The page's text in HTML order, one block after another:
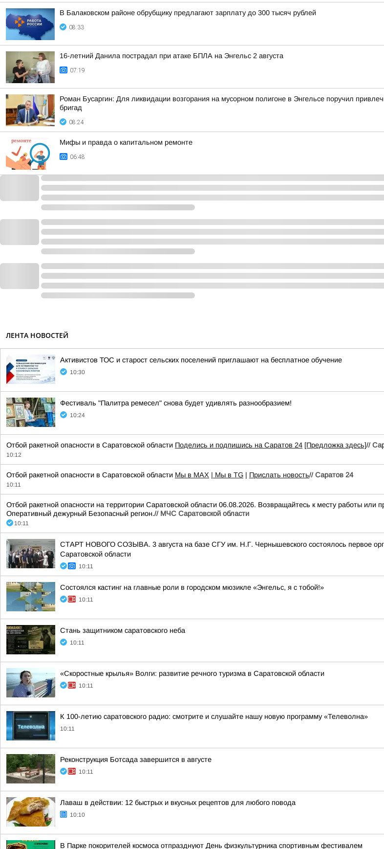
В Балаковском районе обрубщику предлагают зарплату до 300 тысяч рублей
08:33
16-летний Данила пострадал при атаке БПЛА на Энгельс 2 августа
07:19
Роман Бусаргин: Для ликвидации возгорания на мусорном полигоне в Энгельсе поручил
бригад
08:24
Мифы и правда о капитальном ремонте
06:48
ЛЕНТА НОВОСТЕЙ
Активистов ТОС и старост сельских поселений приглашают на бесплатное обучение
10:30
Фестиваль "Палитра ремесел" снова будет удивлять разнообразием!
10:24
Отбой ракетной опасности в Саратовской области Поделись и подпишись на Саратов 24 [Предложка здесь]//
10:12
Отбой ракетной опасности в Саратовской области Мы в MAX | Мы в TG | Прислать новость// Саратов 24
10:11
Отбой ракетной опасности на территории Саратовской области 06.08.2026. Возвращайтесь к месту работы
Оперативный дежурный Безопасный регион.// МЧС Саратовской области
10:11
СТАРТ НОВОГО СОЗЫВА. 3 августа на базе СГУ им. Н.Г. Чернышевского состоялось первое
Саратовской области
10:11
Состоялся кастинг на главные роли в городском мюзикле «Энгельс, я с тобой!»
10:11
Стань защитником саратовского неба
10:11
«Скоростные крылья» Волги: развитие речного туризма в Саратовской области
10:11
К 100-летию саратовского радио: смотрите и слушайте нашу новую программу «Телеволна»
10:11
Реконструкция Ботсада завершится в августе
10:11
Лаваш в действии: 12 быстрых и вкусных рецептов для любого повода
10:10
В Парке покорителей космоса отпразднуют День физкультурника спортивным фестивалем